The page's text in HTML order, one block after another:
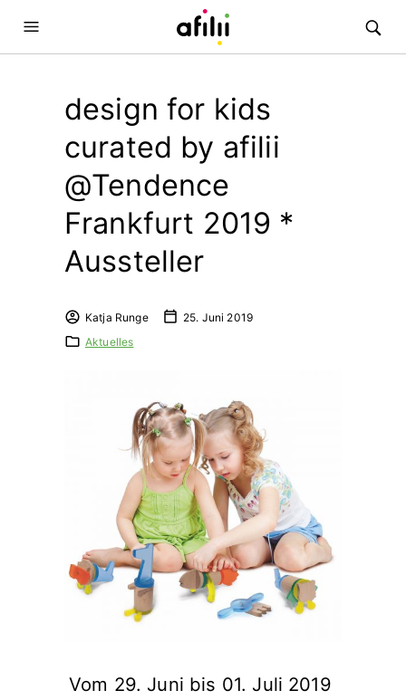
design for kids
curated by afilii
@Tendence
Frankfurt 2019 *
Aussteller
Katja Runge
25. Juni 2019
Aktuelles
Vom 29. Juni bis 01. Juli 2019